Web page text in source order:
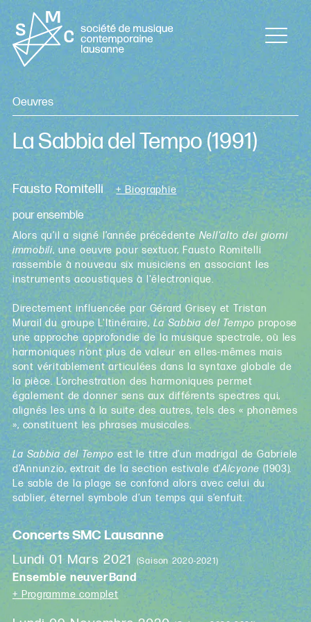
Oeuvres
La Sabbia del Tempo(1991)
Fausto Romitelli + Biographie
pour ensemble
Alors qu’il a signé l’année précédente Nell'alto dei giorni
immobili, une oeuvre pour sextuor, Fausto Romitelli
rassemble à nouveau six musiciens en associant les
instruments acoustiques à l'électronique.
Directement influencée par Gérard Grisey et Tristan
Murail du groupe L'Itinéraire, La Sabbia del Tempo propose
une approche approfondie de la musique spectrale, où les
harmoniques n’ont plus de valeur en elles-mêmes mais
sont véritablement articulées dans la syntaxe globale de
la pièce. L’orchestration des harmoniques permet
également de donner sens aux différents spectres qui,
alignés les uns à la suite des autres, tels des « phonèmes
», constituent les phrases musicales.
La Sabbia del Tempo est le titre d’un madrigal de Gabriele
d’Annunzio, extrait de la section estivale d’Alcyone(1903).
Le sable de la plage se confond alors avec celui du
sablier, éternel symbole d’un temps qui s’enfuit.
Concerts SMC Lausanne
Lundi 01 Mars 2021
(Saison 2020-2021)
Ensemble neuverBand
+ Programme complet